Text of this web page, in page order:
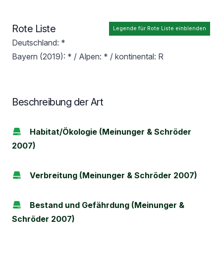
Legende für Rote Liste einblenden
Rote Liste
Deutschland: *
Bayern (2019): * / Alpen: * / kontinental: R
Beschreibung der Art
Habitat/Ökologie (Meinunger & Schröder
2007)
Verbreitung (Meinunger & Schröder 2007)
Bestand und Gefährdung (Meinunger &
Schröder 2007)